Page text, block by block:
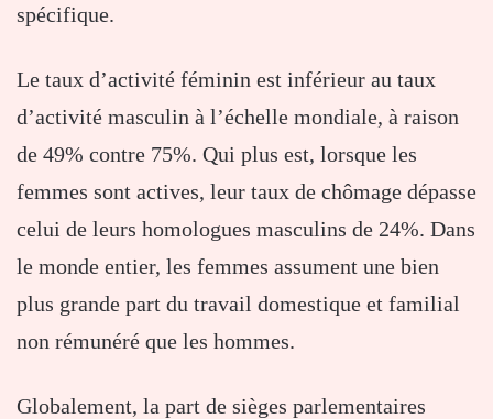
spécifique.
Le taux d’activité féminin est inférieur au taux
d’activité masculin à l’échelle mondiale, à raison
de 49% contre 75%. Qui plus est, lorsque les
femmes sont actives, leur taux de chômage dépasse
celui de leurs homologues masculins de 24%. Dans
le monde entier, les femmes assument une bien
plus grande part du travail domestique et familial
non rémunéré que les hommes.
Globalement, la part de sièges parlementaires